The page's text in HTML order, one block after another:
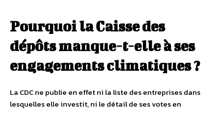
Pourquoi la Caisse des
dépôts manque-t-elle à ses
engagements climatiques ?
La CDC ne publie en effet ni la liste des entreprises dans
lesquelles elle investit, ni le détail de ses votes en